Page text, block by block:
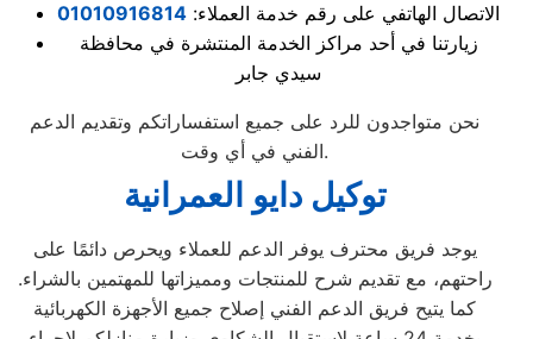
الاتصال الهاتفي على رقم خدمة العملاء: 01010916814
زيارتنا في أحد مراكز الخدمة المنتشرة في محافظة
سيدي جابر
نحن متواجدون للرد على جميع استفساراتكم وتقديم الدعم
الفني في أي وقت.
توكيل دايو العمرانية
يوجد فريق محترف يوفر الدعم للعملاء ويحرص دائمًا على
راحتهم، مع تقديم شرح للمنتجات ومميزاتها للمهتمين بالشراء.
كما يتيح فريق الدعم الفني إصلاح جميع الأجهزة الكهربائية